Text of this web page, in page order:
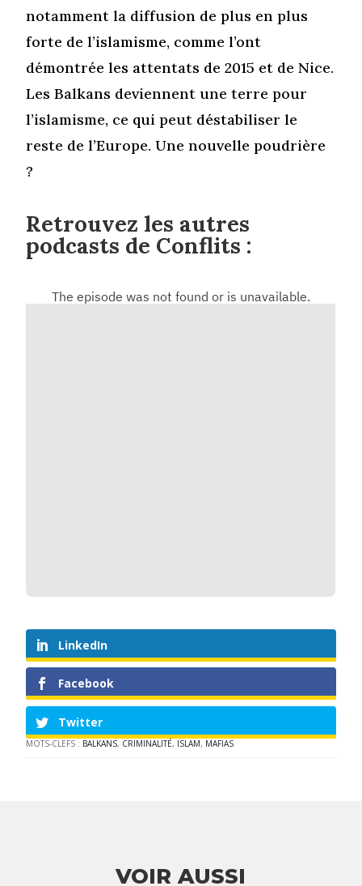
notamment la diffusion de plus en plus
forte de l’islamisme, comme l’ont
démontrée les attentats de 2015 et de Nice.
Les Balkans deviennent une terre pour
l’islamisme, ce qui peut déstabiliser le
reste de l’Europe. Une nouvelle poudrière
?
Retrouvez les autres
podcasts de Conflits :
LinkedIn
Facebook
Twitter
MOTS-CLEFS : BALKANS, CRIMINALITÉ, ISLAM, MAFIAS
VOIR AUSSI